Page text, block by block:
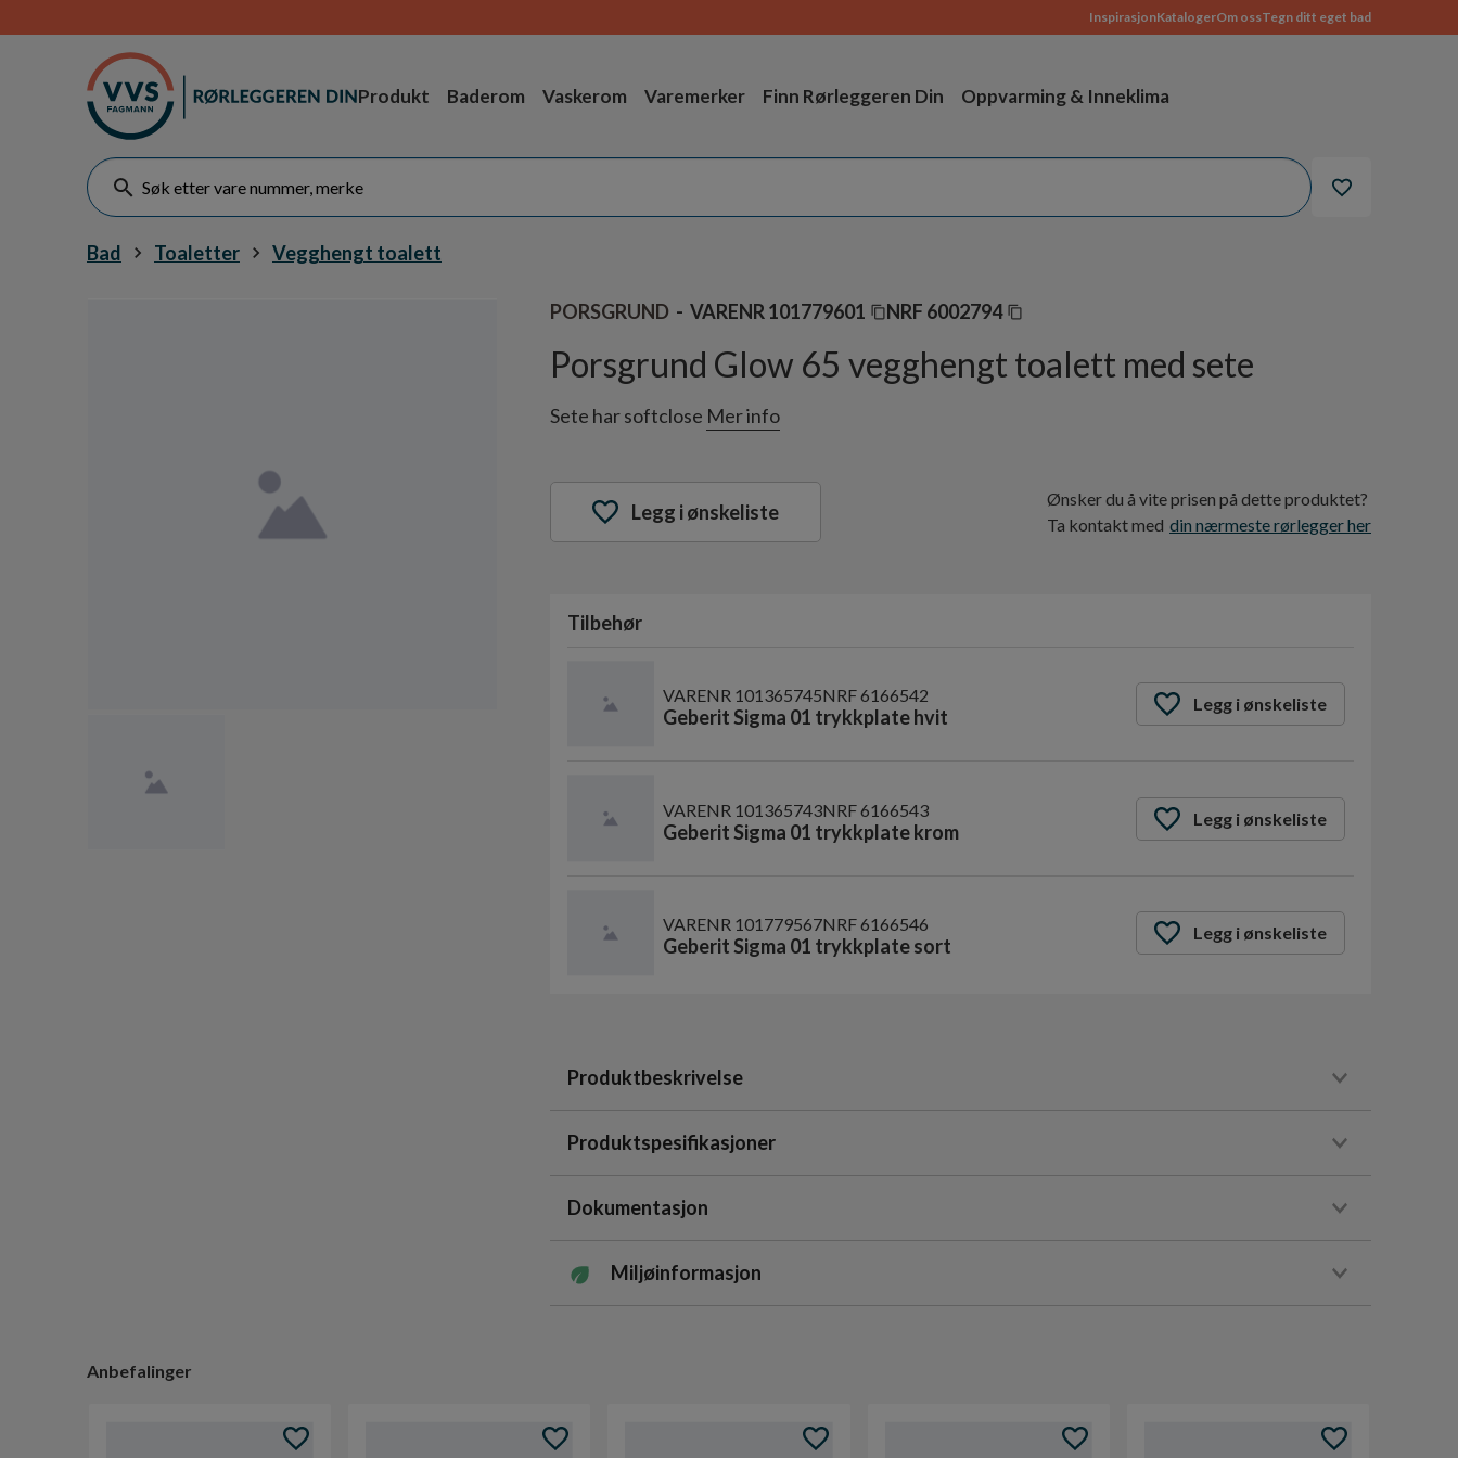
InspirasjonKatalogerOm ossTegn ditt eget bad
Produkt Baderom Vaskerom Varemerker Finn Rørleggeren Din Oppvarming & Inneklima
Bad Toaletter Vegghengt toalett
PORSGRUND VARENR 101779601 NRF 6002794
Porsgrund Glow 65 vegghengt toalett med sete
Sete har softclose Mer info
Ønsker du å vite prisen på dette produktet?
Ta kontakt med din nærmeste rørlegger her
Legg i ønskeliste
Tilbehør
VARENR 101365745NRF6166542
Geberit Sigma 01 trykkplate hvit
Legg i ønskeliste
VARENR 101365743NRF6166543
Geberit Sigma 01 trykkplate krom
Legg i ønskeliste
VARENR 101779567NRF6166546
Geberit Sigma 01 trykkplate sort
Legg i ønskeliste
Produktbeskrivelse
Produktspesifikasjoner
Dokumentasjon
Miljøinformasjon
Anbefalinger